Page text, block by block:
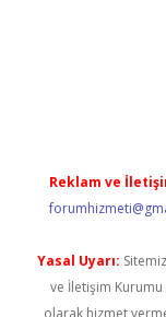
Reklam ve
Yasal Uyarı:
ve İletişim Kurumu
olarak hizmet